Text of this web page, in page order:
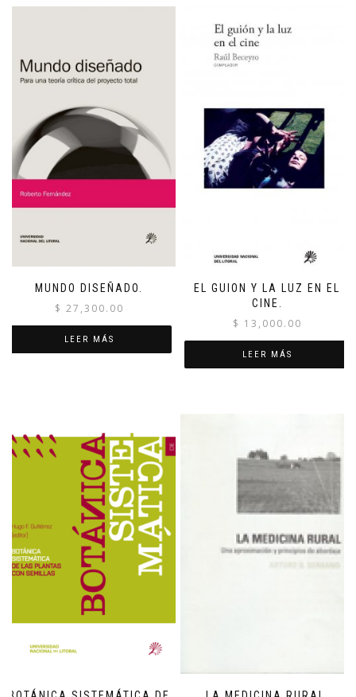
MUNDO DISEÑADO.
$ 27,300.00
LEER MÁS
EL GUION Y LA LUZ EN EL
CINE.
$ 13,000.00
LEER MÁS